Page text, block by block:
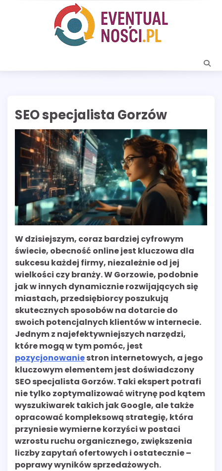
SEO specjalista Gorzów
W dzisiejszym, coraz bardziej cyfrowym
świecie, obecność online jest kluczowa dla
sukcesu każdej firmy, niezależnie od jej
wielkości czy branży. W Gorzowie, podobnie
jak w innych dynamicznie rozwijających się
miastach, przedsiębiorcy poszukują
skutecznych sposobów na dotarcie do
swoich potencjalnych klientów w internecie.
Jednym z najefektywniejszych narzędzi,
które mogą w tym pomóc, jest
pozycjonowaniestron internetowych, a jego
kluczowym elementem jest doświadczony
SEO specjalista Gorzów. Taki ekspert potrafi
nie tylko zoptymalizować witrynę pod kątem
wyszukiwarek takich jak Google, ale także
opracować kompleksową strategię, która
przyniesie wymierne korzyści w postaci
wzrostu ruchu organicznego, zwiększenia
liczby zapytań ofertowych i ostatecznie –
poprawy wyników sprzedażowych.